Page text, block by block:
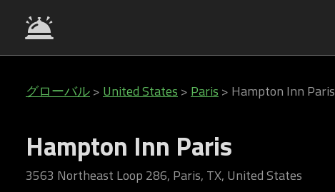
グローバル> United States > Paris > Hampton Inn Paris
Hampton Inn Paris
3563 Northeast Loop 286, Paris, TX, United States